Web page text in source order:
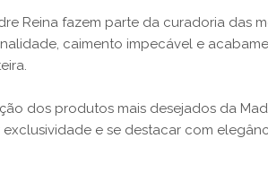
Reina fazem parte da curadoria das
caimento impecável e
dos produtos mais desejados da
e se destacar com